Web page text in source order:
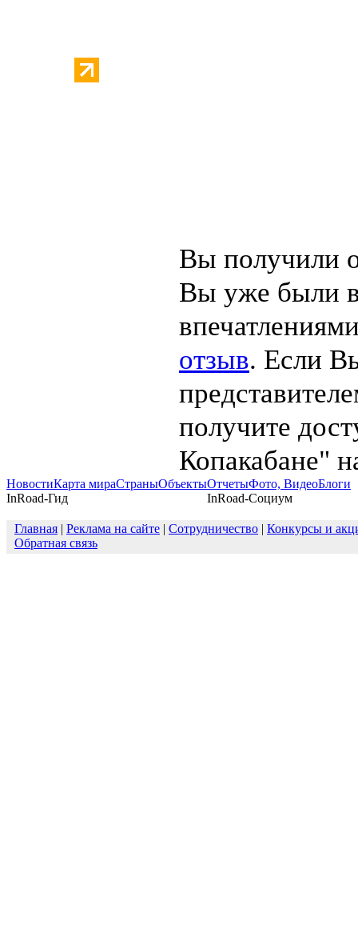
Вы получили
Вы уже были
отзыв. Если
получите
Копакабане"
НовостиКарта мираСтраныОбъектыОтчетыФото, ВидеоБлоги
InRoad-Гид
InRoad-Социум
Главная | Реклама на сайте | Сотрудничество | Конкурсы и
Обратная связь